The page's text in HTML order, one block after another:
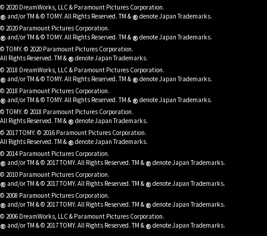
© 2020 DreamWorks, LLC & Paramount Pictures Corporation.
® and/or TM & © TOMY. All Rights Reserved. TM & ® denote Japan Trademarks.
© 2020 Paramount Pictures Corporation.
® and/or TM & © TOMY. All Rights Reserved. TM & ® denote Japan Trademarks.
© TOMY. © 2020 Paramount Pictures Corporation.
All Rights Reserved. TM & ® denote Japan Trademarks.
© 2018 DreamWorks, LLC & Paramount Pictures Corporation.
® and/or TM & © TOMY. All Rights Reserved. TM & ® denote Japan Trademarks.
© 2018 Paramount Pictures Corporation.
® and/or TM & © TOMY. All Rights Reserved. TM & ® denote Japan Trademarks.
© TOMY. © 2018 Paramount Pictures Corporation.
All Rights Reserved. TM & ® denote Japan Trademarks.
© 2017 TOMY. © 2016 Paramount Pictures Corporation.
All Rights Reserved. TM & ® denote Japan Trademarks.
© 2014 Paramount Pictures Corporation.
® and/or TM & © 2017 TOMY. All Rights Reserved. TM & ® denote Japan Trademarks.
© 2010 Paramount Pictures Corporation.
® and/or TM & © 2017 TOMY. All Rights Reserved. TM & ® denote Japan Trademarks.
© 2008 Paramount Pictures Corporation.
® and/or TM & © 2017 TOMY. All Rights Reserved. TM & ® denote Japan Trademarks.
© 2006 DreamWorks, LLC & Paramount Pictures Corporation.
® and/or TM & © 2017 TOMY. All Rights Reserved. TM & ® denote Japan Trademarks.